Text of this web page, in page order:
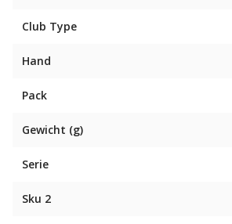
Club Type
Hand
Pack
Gewicht (g)
Serie
Sku 2